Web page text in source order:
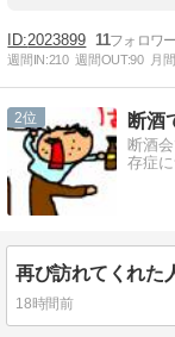
2023899 11
週間IN:210 週間OUT:90 月
2 断酒
断酒
存症
再び訪れてくれた
18時間前